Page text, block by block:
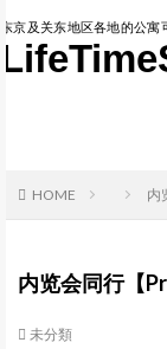
东京及关东地区各地的公寓
HOME 内
内览会同行【
未分類